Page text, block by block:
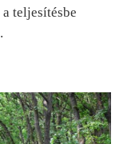
teljesítésbe